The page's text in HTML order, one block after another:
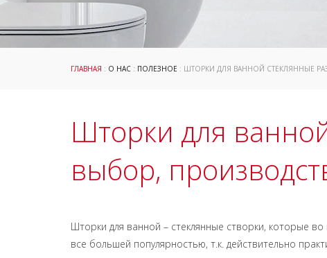
ГЛАВНАЯ : О НАС : ПОЛЕЗНОЕ : ШТОРКИ ДЛЯ ВАННОЙ СТЕКЛЯННЫЕ
Шторки для
выбор,
Шторки для ванной – стеклянные створки, которые
все большей популярностью, т.к. действительно